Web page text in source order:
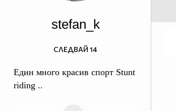
stefan_k
Eдин много красив спорт Stunt
riding ..
СЛЕДВАЙ 14